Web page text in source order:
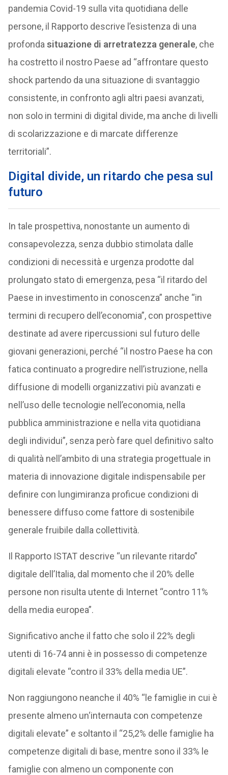
pandemia Covid-19 sulla vita quotidiana delle
persone, il Rapporto descrive l’esistenza di una
profonda situazione di arretratezza generale, che
ha costretto il nostro Paese ad “affrontare questo
shock partendo da una situazione di svantaggio
consistente, in confronto agli altri paesi avanzati,
non solo in termini di digital divide, ma anche di livelli
di scolarizzazione e di marcate differenze
territoriali”.
Digital divide, un ritardo che pesa sul
futuro
In tale prospettiva, nonostante un aumento di
consapevolezza, senza dubbio stimolata dalle
condizioni di necessità e urgenza prodotte dal
prolungato stato di emergenza, pesa “il ritardo del
Paese in investimento in conoscenza” anche “in
termini di recupero dell’economia”, con prospettive
destinate ad avere ripercussioni sul futuro delle
giovani generazioni, perché “il nostro Paese ha con
fatica continuato a progredire nell’istruzione, nella
diffusione di modelli organizzativi più avanzati e
nell’uso delle tecnologie nell’economia, nella
pubblica amministrazione e nella vita quotidiana
degli individui”, senza però fare quel definitivo salto
di qualità nell’ambito di una strategia progettuale in
materia di innovazione digitale indispensabile per
definire con lungimiranza proficue condizioni di
benessere diffuso come fattore di sostenibile
generale fruibile dalla collettività.
Il Rapporto ISTAT descrive “un rilevante ritardo”
digitale dell’Italia, dal momento che il 20% delle
persone non risulta utente di Internet “contro 11%
della media europea”.
Significativo anche il fatto che solo il 22% degli
utenti di 16-74 anni è in possesso di competenze
digitali elevate “contro il 33% della media UE”.
Non raggiungono neanche il 40% “le famiglie in cui è
presente almeno un‘internauta con competenze
digitali elevate” e soltanto il “25,2% delle famiglie ha
competenze digitali di base, mentre sono il 33% le
famiglie con almeno un componente con